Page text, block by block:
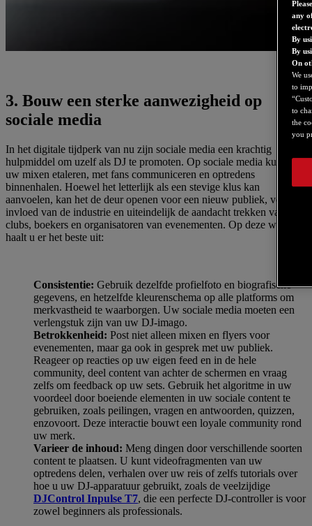
3. Bouw een sterke aanwezigheid op
sociale media
In het digitale tijdperk van nu zijn sociale media een krachtig
hulpmiddel om uzelf als DJ te promoten. Op sociale media kun u
uw mixen etaleren, met fans communiceren en optredens
binnenhalen. Hoewel het letterlijk als een stevige klus kan
aanvoelen, kan het de deur openen voor een nieuw publiek, voor de
invloed van de industrie en uiteindelijk de aandacht trekken van
clubs, boekers en organisatoren van evenementen. Op deze wijze
haalt u er het beste uit:
Consistentie: Gebruik dezelfde profielfoto en biografische
gegevens, en hetzelfde kleurenschema op alle platforms om
merkvastheid te waarborgen. Uw sociale media moeten een
verlengstuk zijn van uw DJ-imago.
Betrokkenheid: Post niet alleen mixen en flyers voor
evenementen, maar ga ook in gesprek met uw publiek.
Reageer op reacties op uw eigen feed en in de hele
community, deel content van achter de schermen en vraag
zelfs om feedback op uw sets. Gebruik het algoritme in uw
voordeel door boeiende elementen in uw sociale content te
gebruiken, zoals peilingen, vragen en antwoorden, quizzen,
enzovoort. Deze interactie bouwt een loyale community rond
uw merk.
Varieer de inhoud: Meng dingen door verschillende soorten
content te plaatsen. U kunt videofragmenten van uw
optredens delen, verhalen over uw reis of zelfs tutorials over
hoe u uw DJ-apparatuur gebruikt, zoals de veelzijdige
DJControl Inpulse T7, die een perfecte DJ-controller is voor
zowel beginners als professionals.
any
By
By
On
We
to
to
the
you